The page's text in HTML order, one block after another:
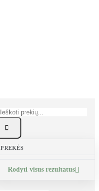

PREKĖS
Rodyti visus rezultatus